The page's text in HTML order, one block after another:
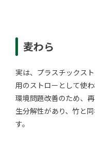
麦わら
実は、プラスチックス
用のストローとして使わ
環境問題改善のため、
生分解性があり、竹と
す。